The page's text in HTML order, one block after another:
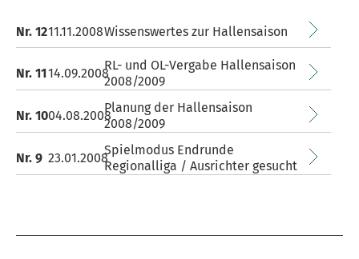
Nr. 1211.11.2008Wissenswertes zur Hallensaison
Nr. 1114.09.2008
RL- und OL-Vergabe Hallensaison
2008/2009
Nr. 1004.08.2008
Planung der Hallensaison
2008/2009
Nr. 9 23.01.2008
Spielmodus Endrunde
Regionalliga / Ausrichter gesucht